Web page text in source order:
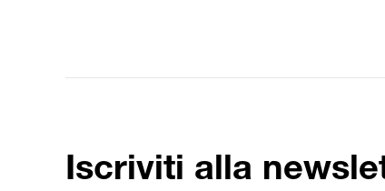
Iscriviti alla